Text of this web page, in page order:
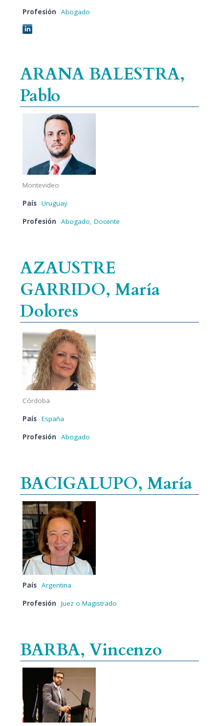
Profesión Abogado
ARANA BALESTRA,
Pablo
Montevideo
País Uruguay
Profesión Abogado Docente
AZAUSTRE
GARRIDO, María
Dolores
Córdoba
País España
Profesión Abogado
BACIGALUPO, María
País Argentina
Profesión Juez o Magistrado
BARBA, Vincenzo